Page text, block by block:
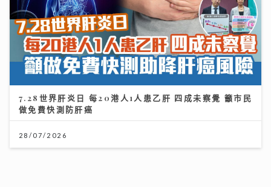
7.28世界肝炎日 每20港人1人患乙肝 四成未察覺 籲市民
做免費快測防肝癌
28/07/2026